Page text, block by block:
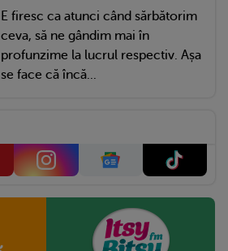
E firesc ca atunci când sărbătorim
ceva, să ne gândim mai în
profunzime la lucrul respectiv. Așa
se face că încă...